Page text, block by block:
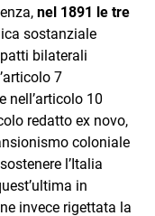
nel 1891 le tre
sostanziale
bilaterali
7
nell’articolo 10
redatto ex novo,
coloniale
l’Italia
in
invece rigettata la